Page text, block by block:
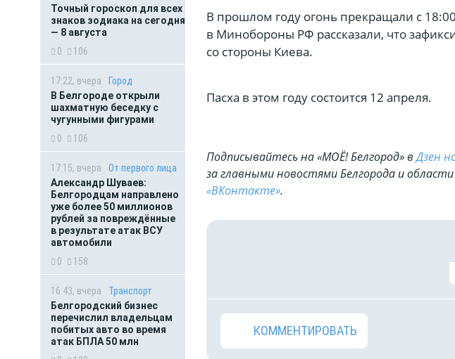
Точный гороскоп для всех
знаков зодиака на сегодня
— 8 августа
0
106
17:22, вчера
Город
В Белгороде открыли
шахматную беседку с
чугунными фигурами
0
106
17:15, вчера
От первого лица
Александр Шуваев:
Белгородцам направлено
уже более 50 миллионов
рублей за повреждённые
в результате атак ВСУ
автомобили
0
158
16:43, вчера
Транспорт
Белгородский бизнес
перечислил владельцам
побитых авто во время
атак БПЛА 50 млн
В прошлом году огонь прекращали с
в Минобороны РФ рассказали, что
со стороны Киева.
Пасха в этом году состоится 12 апреля.
Подписывайтесь на «МОЁ! Белгород» вДзен
за главными новостями Белгорода и
«ВКонтакте».
КОММЕНТИРОВАТЬ